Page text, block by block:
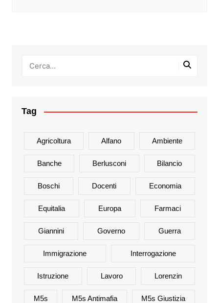
Tag
Agricoltura Alfano Ambiente
Banche Berlusconi Bilancio
Boschi Docenti Economia
Equitalia Europa Farmaci
Giannini Governo Guerra
Immigrazione Interrogazione
Istruzione Lavoro Lorenzin
M5s M5s Antimafia M5s Giustizia